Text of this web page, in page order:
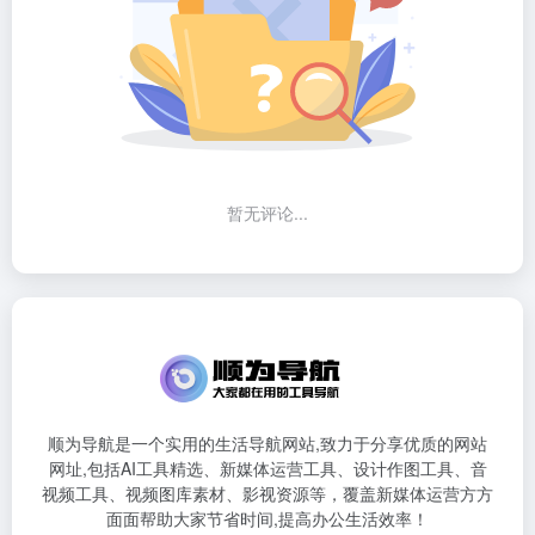
暂无评论...
顺为导航是一个实用的生活导航网站,致力于分享优质的网站
网址,包括AI工具精选、新媒体运营工具、设计作图工具、音
视频工具、视频图库素材、影视资源等，覆盖新媒体运营方方
面面帮助大家节省时间,提高办公生活效率！